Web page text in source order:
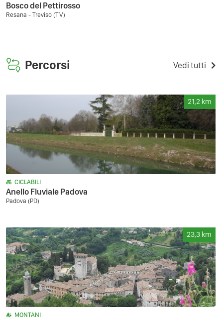
Bosco del Pettirosso
Resana - Treviso (TV)
Percorsi Vedi tutti
21,2 km
CICLABILI
Anello Fluviale Padova
Padova (PD)
23,3 km
MONTANI